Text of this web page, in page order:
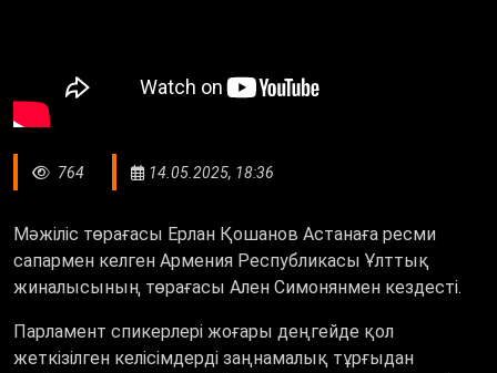
764 14.05.2025, 18:36
Мәжіліс төрағасы Ерлан Қошанов Астанаға ресми
сапармен келген Армения Республикасы Ұлттық
жиналысының төрағасы Ален Симонянмен кездесті.
Парламент спикерлері жоғары деңгейде қол
жеткізілген келісімдерді заңнамалық тұрғыдан